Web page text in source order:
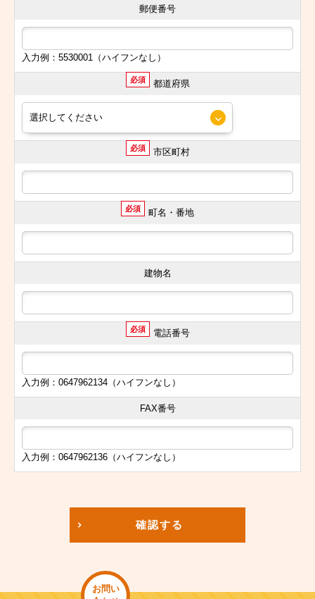
郵便番号
入力例：5530001（ハイフンなし）
必須 都道府県
必須 市区町村
必須 町名・番地
建物名
必須 電話番号
入力例：0647962134（ハイフンなし）
FAX番号
入力例：0647962136（ハイフンなし）
確認する
お問い